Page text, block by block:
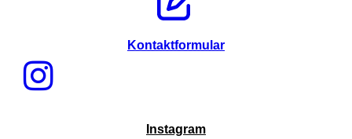
Kontaktformular
Instagram